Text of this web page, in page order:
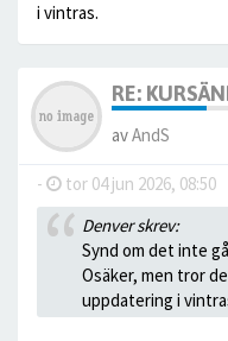
i vintras.
RE:
avAndS
- tor 04 jun 2026, 08:50
Denver skrev:
Synd om det inte
Osäker, men tror
uppdatering i